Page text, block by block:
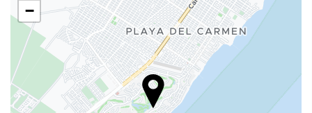
Actividades
Acceso a la playa
Deportes acuáticos
Pesca
Pista de tenis
−